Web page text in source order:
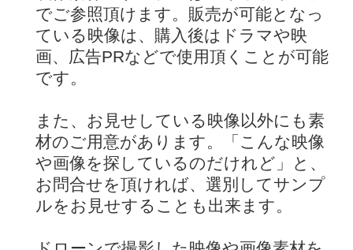
でご参照頂けます。販売が可能となっ
ている映像は、購入後はドラマや映
画、広告PRなどで使用頂くことが可能
です。
また、お見せしている映像以外にも素
材のご用意があります。「こんな映像
や画像を探しているのだけれど」と、
お問合せを頂ければ、選別してサンプ
ルをお見せすることも出来ます。